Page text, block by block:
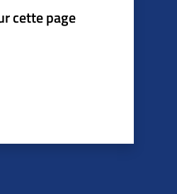
cette page